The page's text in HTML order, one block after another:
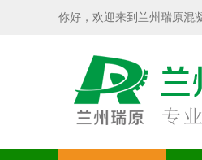
你好，欢迎来到兰州瑞原混